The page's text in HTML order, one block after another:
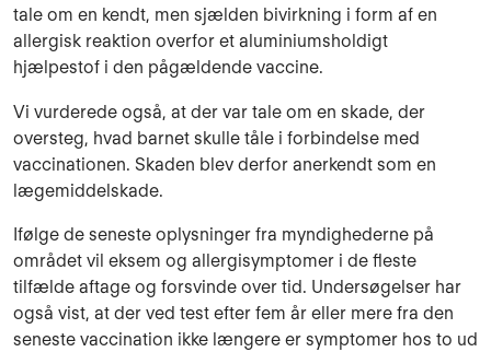
tale om en kendt, men sjælden bivirkning i form af en
allergisk reaktion overfor et aluminiumsholdigt
hjælpestof i den pågældende vaccine.
Vi vurderede også, at der var tale om en skade, der
oversteg, hvad barnet skulle tåle i forbindelse med
vaccinationen. Skaden blev derfor anerkendt som en
lægemiddelskade.
Ifølge de seneste oplysninger fra myndighederne på
området vil eksem og allergisymptomer i de fleste
tilfælde aftage og forsvinde over tid. Undersøgelser har
også vist, at der ved test efter fem år eller mere fra den
seneste vaccination ikke længere er symptomer hos to ud